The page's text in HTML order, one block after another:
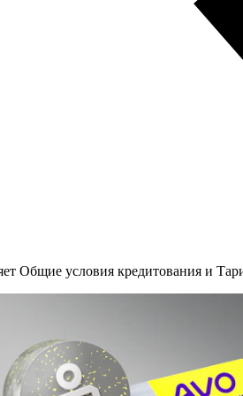
Общие условия кредитования и